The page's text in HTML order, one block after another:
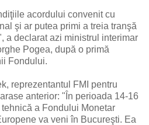
acordului convenit cu
şi ar putea primi a treia tranşă
a declarat azi ministrul interimar
Pogea, după o primă
Fondului.
reprezentantul FMI pentru
anterior: "În perioada 14-16
a Fondului Monetar
va veni în Bucureşti. Ea